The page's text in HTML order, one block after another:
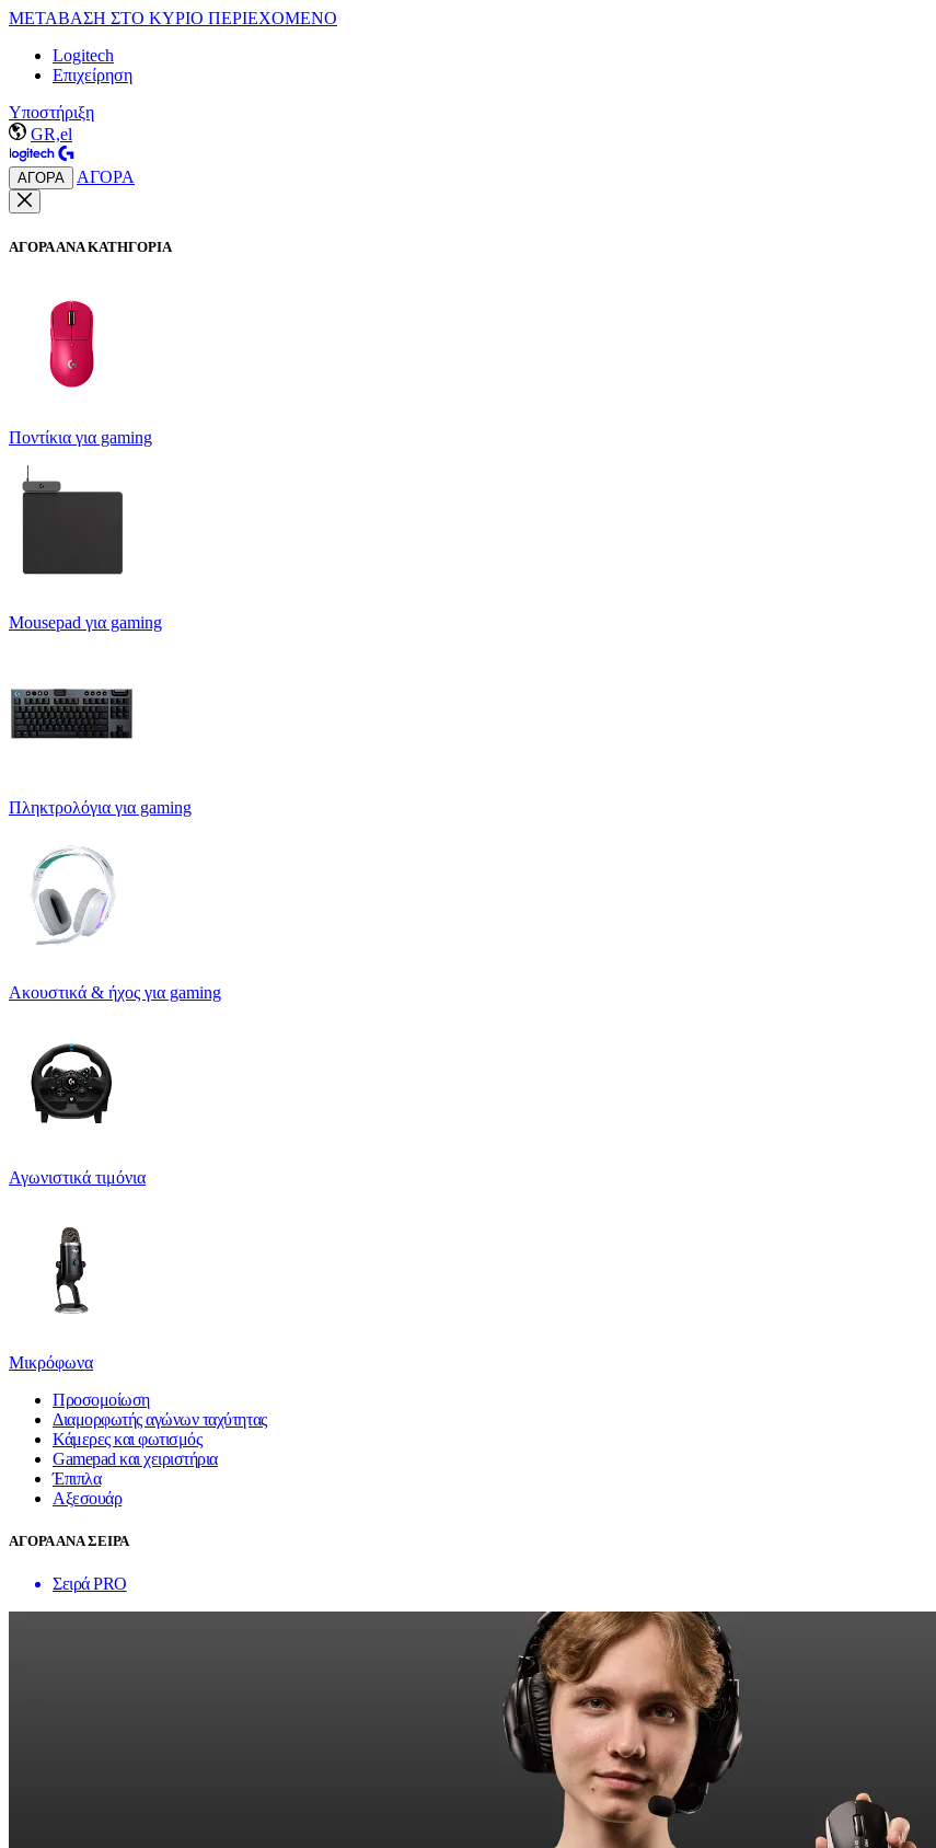
ΜΕΤΑΒΑΣΗ ΣΤΟ ΚΥΡΙΟ ΠΕΡΙΕΧΟΜΕΝΟ
Logitech
Επιχείρηση
Υποστήριξη
GR,el
ΑΓΟΡΑ ΑΓΟΡΑ
ΑΓΟΡΑ ΑΝΑ ΚΑΤΗΓΟΡΙΑ
Ποντίκια για gaming
Mousepad για gaming
Πληκτρολόγια για gaming
Ακουστικά & ήχος για gaming
Αγωνιστικά τιμόνια
Μικρόφωνα
Προσομοίωση
Διαμορφωτής αγώνων ταχύτητας
Κάμερες και φωτισμός
Gamepad και χειριστήρια
Έπιπλα
Αξεσουάρ
ΑΓΟΡΑ ΑΝΑ ΣΕΙΡΑ
Σειρά PRO